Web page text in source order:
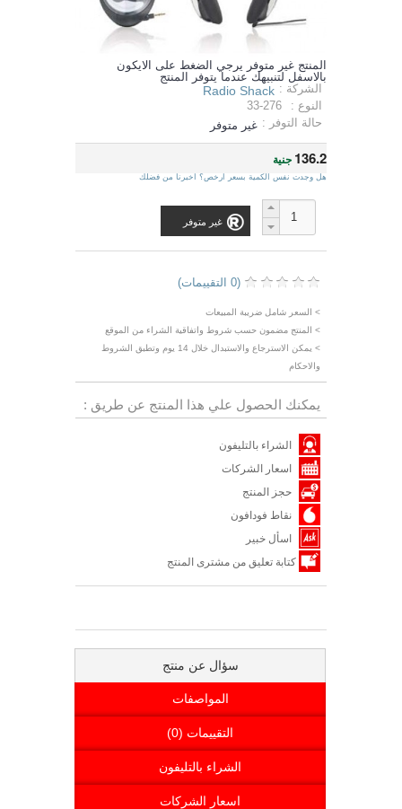
المنتج غير متوفر يرجي الضغط على الايكون
بالاسفل لتنبيهك عندما يتوفر المنتج
الشركة : Radio Shack
النوع :
33-276
حالة التوفر : غير متوفر
136.2 جنية
هل وجدت نفس الكمية بسعر ارخص؟ اخبرنا من فضلك
غير متوفر
(0 التقييمات)
> السعر شامل ضريبة المبيعات
> المنتج مضمون حسب شروط واتفاقية الشراء من الموقع
> يمكن الاسترجاع والاستبدال خلال 14 يوم وتطبق الشروط
والاحكام
يمكنك الحصول علي هذا المنتج عن طريق :
الشراء بالتليفون
اسعار الشركات
حجز المنتج
نقاط فودافون
اسأل خبير
كتابة تعليق من مشترى المنتج
سؤال عن منتج
المواصفات
التقييمات (0)
الشراء بالتليفون
اسعار الشركات